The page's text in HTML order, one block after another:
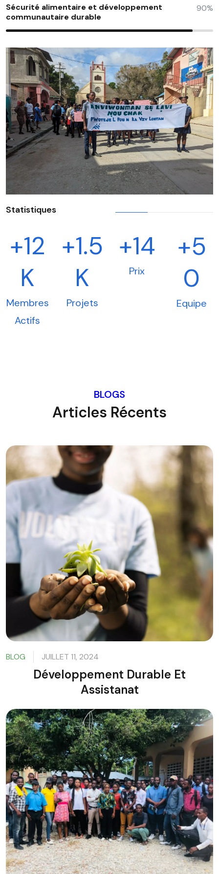
Sécurité alimentaire et développement
communautaire durable
90%
Statistiques
+12
K
Membres
Actifs
+1.5
K
Projets
+14
Prix
+5
0
Equipe
BLOGS
Articles Récents
BLOG JUILLET 11, 2024
Développement Durable Et
Assistanat